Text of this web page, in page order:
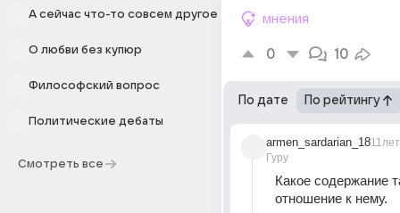
А сейчас что-то совсем другое
О любви без купюр
Философский вопрос
Политические дебаты
Смотреть все
мнения
0 10
По дате По рейтингу
armen_sardarian_18
Гуру
11лет
Какое содержание
отношение к нему.